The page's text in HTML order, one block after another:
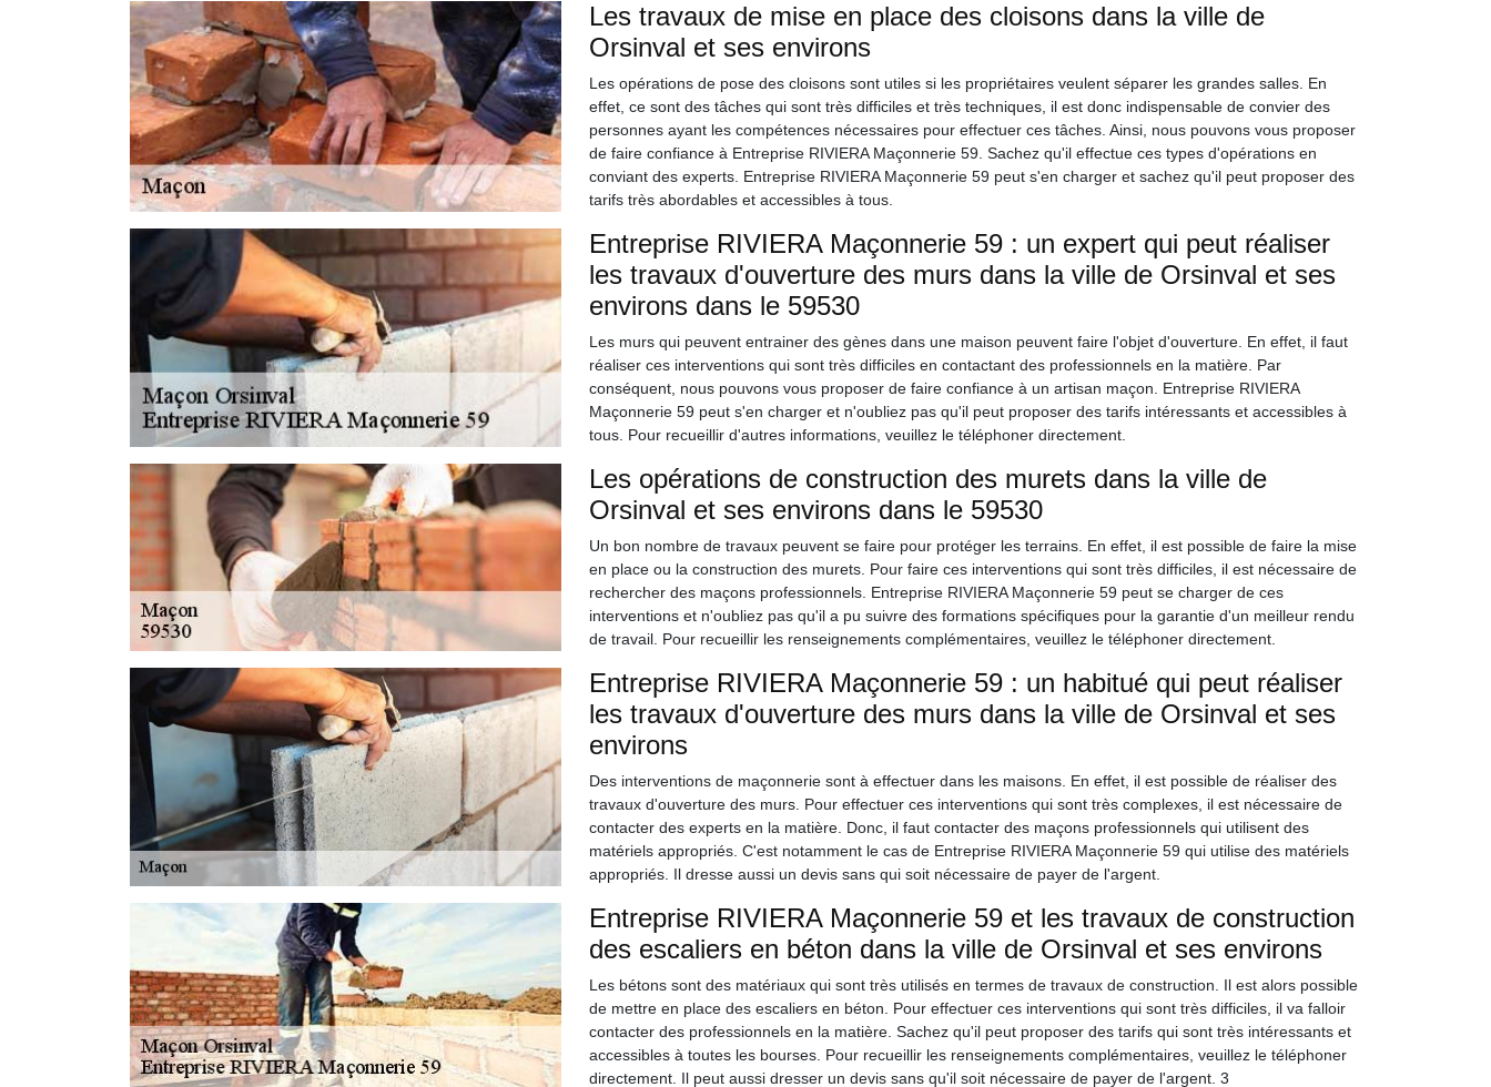
Les travaux de mise en place des cloisons dans la ville de
Orsinval et ses environs
Les opérations de pose des cloisons sont utiles si les propriétaires veulent séparer les grandes salles. En
effet, ce sont des tâches qui sont très difficiles et très techniques, il est donc indispensable de convier des
personnes ayant les compétences nécessaires pour effectuer ces tâches. Ainsi, nous pouvons vous proposer
de faire confiance à Entreprise RIVIERA Maçonnerie 59. Sachez qu'il effectue ces types d'opérations en
conviant des experts. Entreprise RIVIERA Maçonnerie 59 peut s'en charger et sachez qu'il peut proposer des
tarifs très abordables et accessibles à tous.
Entreprise RIVIERA Maçonnerie 59 : un expert qui peut réaliser
les travaux d'ouverture des murs dans la ville de Orsinval et ses
environs dans le 59530
Les murs qui peuvent entrainer des gènes dans une maison peuvent faire l'objet d'ouverture. En effet, il faut
réaliser ces interventions qui sont très difficiles en contactant des professionnels en la matière. Par
conséquent, nous pouvons vous proposer de faire confiance à un artisan maçon. Entreprise RIVIERA
Maçonnerie 59 peut s'en charger et n'oubliez pas qu'il peut proposer des tarifs intéressants et accessibles à
tous. Pour recueillir d'autres informations, veuillez le téléphoner directement.
Les opérations de construction des murets dans la ville de
Orsinval et ses environs dans le 59530
Un bon nombre de travaux peuvent se faire pour protéger les terrains. En effet, il est possible de faire la mise
en place ou la construction des murets. Pour faire ces interventions qui sont très difficiles, il est nécessaire de
rechercher des maçons professionnels. Entreprise RIVIERA Maçonnerie 59 peut se charger de ces
interventions et n'oubliez pas qu'il a pu suivre des formations spécifiques pour la garantie d'un meilleur rendu
de travail. Pour recueillir les renseignements complémentaires, veuillez le téléphoner directement.
Entreprise RIVIERA Maçonnerie 59 : un habitué qui peut réaliser
les travaux d'ouverture des murs dans la ville de Orsinval et ses
environs
Des interventions de maçonnerie sont à effectuer dans les maisons. En effet, il est possible de réaliser des
travaux d'ouverture des murs. Pour effectuer ces interventions qui sont très complexes, il est nécessaire de
contacter des experts en la matière. Donc, il faut contacter des maçons professionnels qui utilisent des
matériels appropriés. C'est notamment le cas de Entreprise RIVIERA Maçonnerie 59 qui utilise des matériels
appropriés. Il dresse aussi un devis sans qui soit nécessaire de payer de l'argent.
Entreprise RIVIERA Maçonnerie 59 et les travaux de construction
des escaliers en béton dans la ville de Orsinval et ses environs
Les bétons sont des matériaux qui sont très utilisés en termes de travaux de construction. Il est alors possible
de mettre en place des escaliers en béton. Pour effectuer ces interventions qui sont très difficiles, il va falloir
contacter des professionnels en la matière. Sachez qu'il peut proposer des tarifs qui sont très intéressants et
accessibles à toutes les bourses. Pour recueillir les renseignements complémentaires, veuillez le téléphoner
directement. Il peut aussi dresser un devis sans qu'il soit nécessaire de payer de l'argent. 3